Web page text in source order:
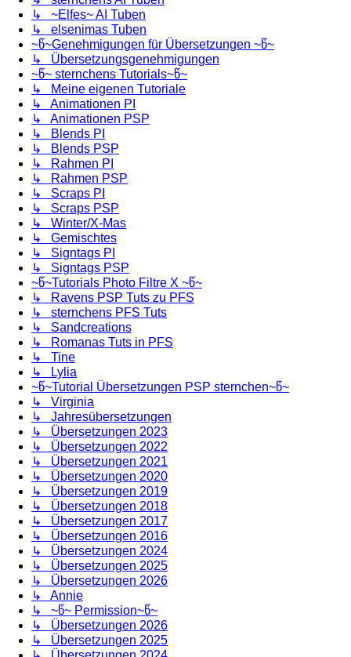
↳ ~Elfes~ AI Tuben
↳ elsenimas Tuben
~წ~Genehmigungen für Übersetzungen ~წ~
↳ Übersetzungsgenehmigungen
~წ~ sternchens Tutorials~წ~
↳ Meine eigenen Tutoriale
↳ Animationen PI
↳ Animationen PSP
↳ Blends PI
↳ Blends PSP
↳ Rahmen PI
↳ Rahmen PSP
↳ Scraps PI
↳ Scraps PSP
↳ Winter/X-Mas
↳ Gemischtes
↳ Signtags PI
↳ Signtags PSP
~წ~Tutorials Photo Filtre X ~წ~
↳ Ravens PSP Tuts zu PFS
↳ sternchens PFS Tuts
↳ Sandcreations
↳ Romanas Tuts in PFS
↳ Tine
↳ Lylia
~წ~Tutorial Übersetzungen PSP sternchen~წ~
↳ Virginia
↳ Jahresübersetzungen
↳ Übersetzungen 2023
↳ Übersetzungen 2022
↳ Übersetzungen 2021
↳ Übersetzungen 2020
↳ Übersetzungen 2019
↳ Übersetzungen 2018
↳ Übersetzungen 2017
↳ Übersetzungen 2016
↳ Übersetzungen 2024
↳ Übersetzungen 2025
↳ Übersetzungen 2026
↳ Annie
↳ ~წ~ Permission~წ~
↳ Übersetzungen 2026
↳ Übersetzungen 2025